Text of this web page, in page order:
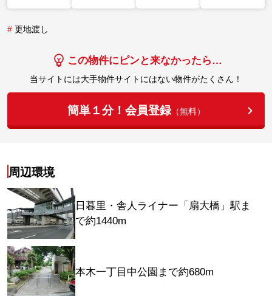
# 更地渡し
この物件にピンと来なかったら…
当サイトには大手物件サイトにはない物件がたくさん！
簡単１分！会員登録（無料）
周辺環境
日暮里・舎人ライナー「扇大橋」駅ま
で約1440m
本木一丁目中公園まで約680m